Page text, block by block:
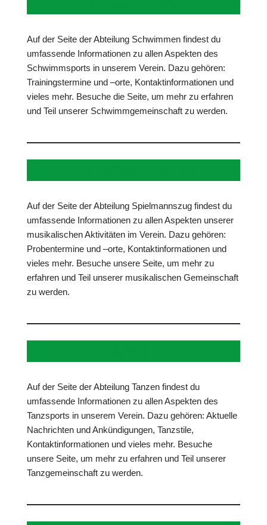
Auf der Seite der Abteilung Schwimmen findest du
umfassende Informationen zu allen Aspekten des
Schwimmsports in unserem Verein. Dazu gehören:
Trainingstermine und –orte, Kontaktinformationen und
vieles mehr. Besuche die Seite, um mehr zu erfahren
und Teil unserer Schwimmgemeinschaft zu werden.
Auf der Seite der Abteilung Spielmannszug findest du
umfassende Informationen zu allen Aspekten unserer
musikalischen Aktivitäten im Verein. Dazu gehören:
Probentermine und –orte, Kontaktinformationen und
vieles mehr. Besuche unsere Seite, um mehr zu
erfahren und Teil unserer musikalischen Gemeinschaft
zu werden.
Auf der Seite der Abteilung Tanzen findest du
umfassende Informationen zu allen Aspekten des
Tanzsports in unserem Verein. Dazu gehören: Aktuelle
Nachrichten und Ankündigungen, Tanzstile,
Kontaktinformationen und vieles mehr. Besuche
unsere Seite, um mehr zu erfahren und Teil unserer
Tanzgemeinschaft zu werden.